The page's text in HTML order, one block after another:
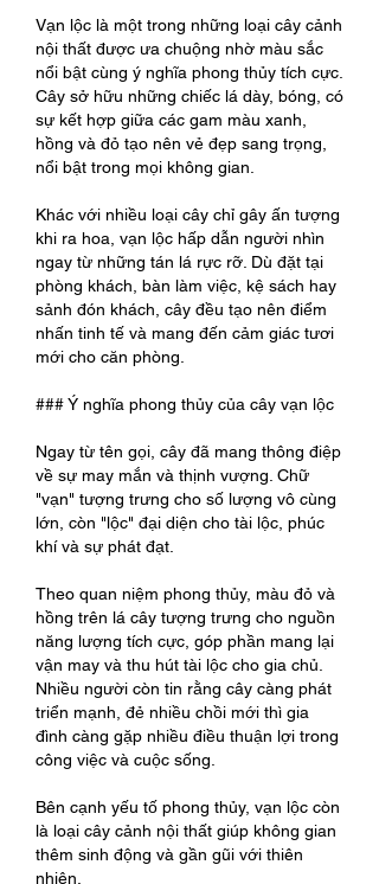
Vạn lộc là một trong những loại cây cảnh
nội thất được ưa chuộng nhờ màu sắc
nổi bật cùng ý nghĩa phong thủy tích cực.
Cây sở hữu những chiếc lá dày, bóng, có
sự kết hợp giữa các gam màu xanh,
hồng và đỏ tạo nên vẻ đẹp sang trọng,
nổi bật trong mọi không gian.
Khác với nhiều loại cây chỉ gây ấn tượng
khi ra hoa, vạn lộc hấp dẫn người nhìn
ngay từ những tán lá rực rỡ. Dù đặt tại
phòng khách, bàn làm việc, kệ sách hay
sảnh đón khách, cây đều tạo nên điểm
nhấn tinh tế và mang đến cảm giác tươi
mới cho căn phòng.
### Ý nghĩa phong thủy của cây vạn lộc
Ngay từ tên gọi, cây đã mang thông điệp
về sự may mắn và thịnh vượng. Chữ
"vạn" tượng trưng cho số lượng vô cùng
lớn, còn "lộc" đại diện cho tài lộc, phúc
khí và sự phát đạt.
Theo quan niệm phong thủy, màu đỏ và
hồng trên lá cây tượng trưng cho nguồn
năng lượng tích cực, góp phần mang lại
vận may và thu hút tài lộc cho gia chủ.
Nhiều người còn tin rằng cây càng phát
triển mạnh, đẻ nhiều chồi mới thì gia
đình càng gặp nhiều điều thuận lợi trong
công việc và cuộc sống.
Bên cạnh yếu tố phong thủy, vạn lộc còn
là loại cây cảnh nội thất giúp không gian
thêm sinh động và gần gũi với thiên
nhiên.